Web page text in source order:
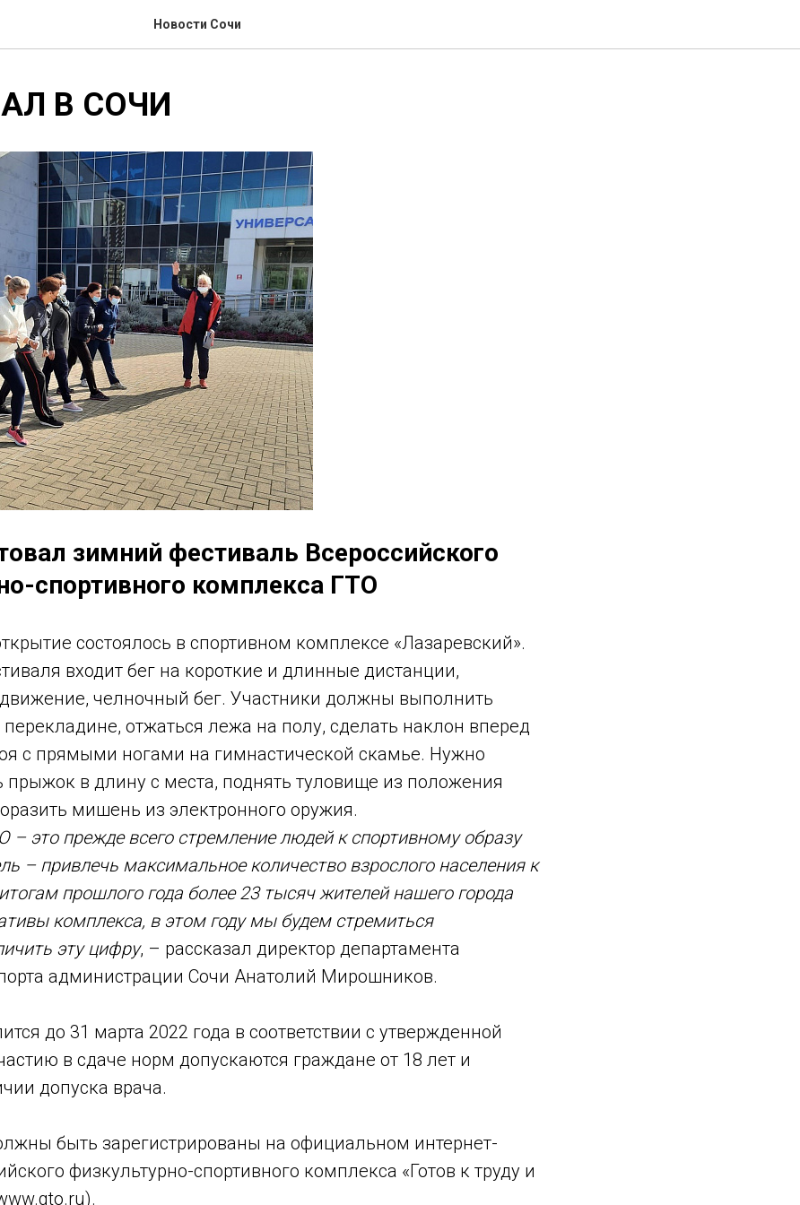
Новости Сочи
В СОЧИ
зимний фестиваль Всероссийского
спортивного комплекса ГТО
состоялось в спортивном комплексе «Лазаревский».
входит бег на короткие и длинные дистанции,
челночный бег. Участники должны выполнить
отжаться лежа на полу, сделать наклон вперед
с прямыми ногами на гимнастической скамье. Нужно
прыжок в длину с места, поднять туловище из положения
мишень из электронного оружия.
– это прежде всего стремление людей к спортивному образу
– привлечь максимальное количество взрослого населения к
прошлого года более 23 тысяч жителей нашего города
комплекса, в этом году мы будем стремиться
эту цифру, – рассказал директор департамента
администрации Сочи Анатолий Мирошников.
до 31 марта 2022 года в соответствии с утвержденной
в сдаче норм допускаются граждане от 18 лет и
допуска врача.
быть зарегистрированы на официальном интернет-
физкультурно-спортивного комплекса «Готов к труду и